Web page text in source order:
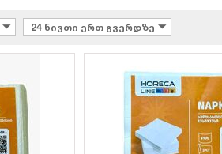
24 ნივთი ერთ გვერდზე